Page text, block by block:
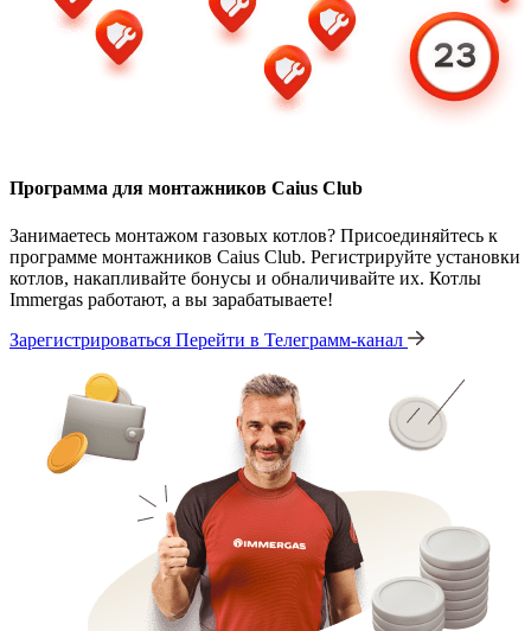
Программа для монтажников Caius Club
Занимаетесь монтажом газовых котлов? Присоединяйтесь к
программе монтажников Caius Club. Регистрируйте установки
котлов, накапливайте бонусы и обналичивайте их. Котлы
Immergas работают, а вы зарабатываете!
Зарегистрироваться Перейти в Телеграмм-канал